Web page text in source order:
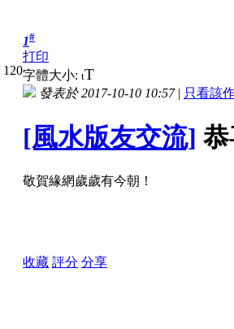
1#
打印
字體大小: tT
發表於 2017-10-10 10:57| 只看該
[風水版友交流] 恭
敬賀緣網歲歲有今朝！
收藏 評分 分享